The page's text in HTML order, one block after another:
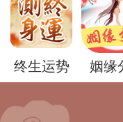
终生运势 姻缘